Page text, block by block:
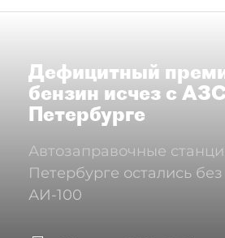
Дефицитный
бензин исчез с
Петербурге
Автозаправочные
Петербурге остались
АИ-100